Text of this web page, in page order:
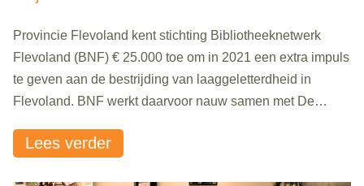
Provincie Flevoland kent stichting Bibliotheeknetwerk
Flevoland (BNF) € 25.000 toe om in 2021 een extra impuls
te geven aan de bestrijding van laaggeletterdheid in
Flevoland. BNF werkt daarvoor nauw samen met De
betekent dat we echt kunnen gaan doorpakken”, aldus
Lees verder